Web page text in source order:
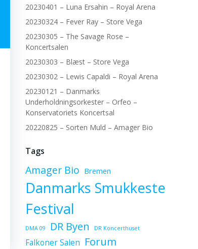
20230401 – Luna Ersahin – Royal Arena
20230324 – Fever Ray – Store Vega
20230305 – The Savage Rose –
Koncertsalen
20230303 – Blæst – Store Vega
20230302 – Lewis Capaldi – Royal Arena
20230121 – Danmarks
Underholdningsorkester – Orfeo –
Konservatoriets Koncertsal
20220825 – Sorten Muld – Amager Bio
Tags
Amager Bio Bremen
Danmarks Smukkeste
Festival
DMA 09 DR Byen DR Koncerthuset
Falkoner Salen Forum